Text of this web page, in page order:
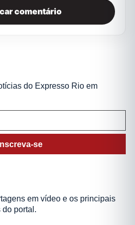
do Expresso Rio em
Inscreva-se
em vídeo e os principais
portal.